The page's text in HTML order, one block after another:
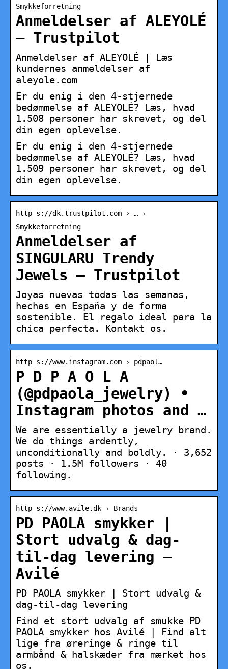
Smykkeforretning
Anmeldelser af ALEYOLÉ
– Trustpilot
Anmeldelser af ALEYOLÉ | Læs
kundernes anmeldelser af
aleyole.com
Er du enig i den 4-stjernede
bedømmelse af ALEYOLÉ? Læs, hvad
1.508 personer har skrevet, og del
din egen oplevelse.
Er du enig i den 4-stjernede
bedømmelse af ALEYOLÉ? Læs, hvad
1.509 personer har skrevet, og del
din egen oplevelse.
http s://dk.trustpilot.com › … ›
Smykkeforretning
Anmeldelser af
SINGULARU Trendy
Jewels – Trustpilot
Joyas nuevas todas las semanas,
hechas en España y de forma
sostenible. El regalo ideal para la
chica perfecta. Kontakt os.
http s://www.instagram.com › pdpaol…
P D P A O L A
(@pdpaola_jewelry) •
Instagram photos and …
We are essentially a jewelry brand.
We do things ardently,
unconditionally and boldly. · 3,652
posts · 1.5M followers · 40
following.
http s://www.avile.dk › Brands
PD PAOLA smykker |
Stort udvalg & dag-
til-dag levering –
Avilé
PD PAOLA smykker | Stort udvalg &
dag-til-dag levering
Find et stort udvalg af smukke PD
PAOLA smykker hos Avilé | Find alt
lige fra øreringe & ringe til
armbånd & halskæder fra mærket hos
os.